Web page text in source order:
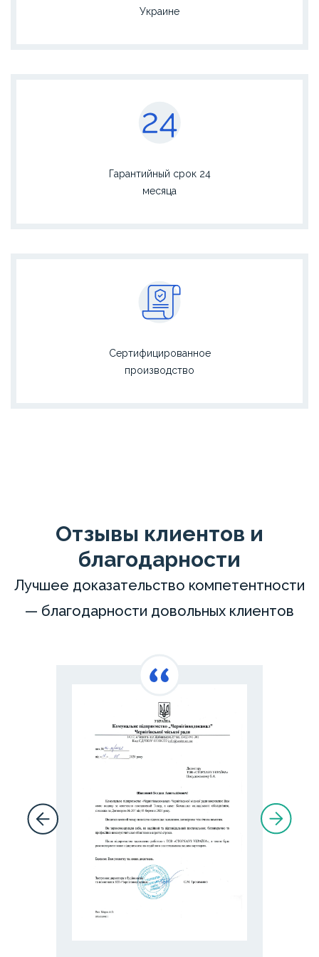
Украине
Гарантийный срок 24
месяца
Сертифицированное
производство
Отзывы клиентов и
благодарности
Лучшее доказательство компетентности
— благодарности довольных клиентов